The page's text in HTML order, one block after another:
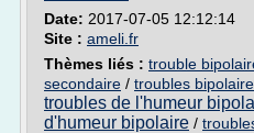
Date: 2017-07-05 12:12:14
Site : ameli.fr
Thèmes liés : trouble
secondaire / troubles
troubles de l'humeur
d'humeur bipolaire /